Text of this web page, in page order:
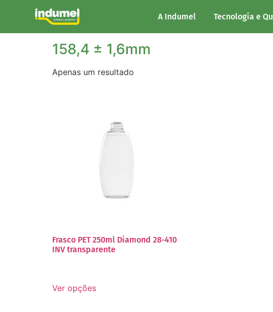
A Indumel Tecnologia e
/ Altura do produto / 158,4 ± 1,6mm
158,4 ± 1,6mm
Apenas um resultado
Frasco PET 250ml Diamond 28-410
INV transparente
Ver opções